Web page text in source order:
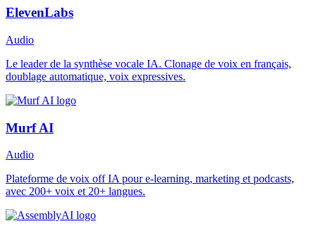
ElevenLabs
Audio
Le leader de la synthèse vocale IA. Clonage de voix en français,
doublage automatique, voix expressives.
Murf AI
Audio
Plateforme de voix off IA pour e-learning, marketing et podcasts,
avec 200+ voix et 20+ langues.